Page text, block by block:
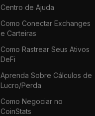
Centro de Ajuda
Como Conectar Exchanges
e Carteiras
Como Rastrear Seus Ativos
DeFi
Aprenda Sobre Cálculos de
Lucro/Perda
Como Negociar no
CoinStats